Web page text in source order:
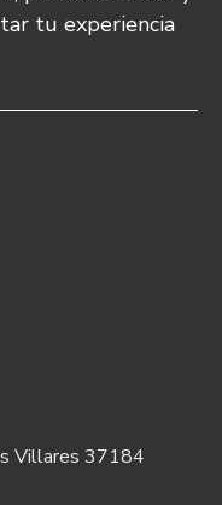
tu experiencia
Villares 37184